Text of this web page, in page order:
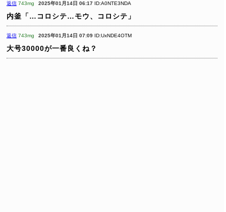
返信 743mg 2025年01月14日 06:17 ID:A0NTE3NDA
内釜「…コロシテ…モウ、コロシテ」
返信 743mg 2025年01月14日 07:09 ID:UxNDE4OTM
大号30000が一番良くね？